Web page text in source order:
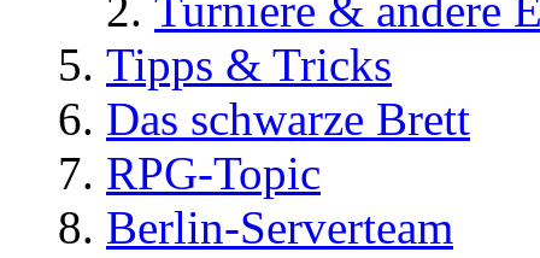
Tipps & Tricks
Das schwarze Brett
RPG-Topic
Berlin-Serverteam